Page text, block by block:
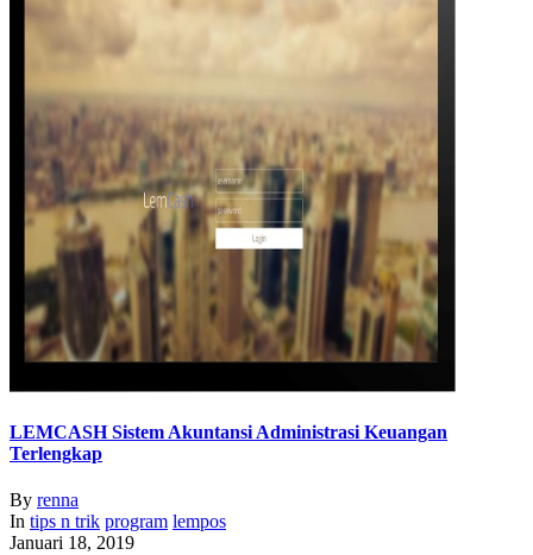
LEMCASH Sistem Akuntansi Administrasi Keuangan
Terlengkap
By renna
In tips n trik program lempos
Januari 18, 2019